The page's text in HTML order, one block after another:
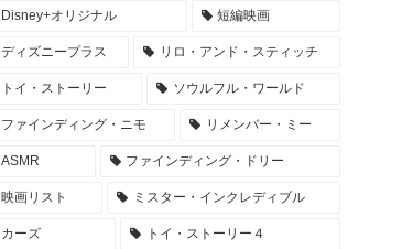
Disney+オリジナル 短編映画
ディズニープラス リロ・アンド・スティッチ
トイ・ストーリー ソウルフル・ワールド
ファインディング・ニモ リメンバー・ミー
ASMR ファインディング・ドリー
映画リスト ミスター・インクレディブル
カーズ トイ・ストーリー４